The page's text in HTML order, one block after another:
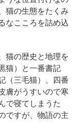
猫の生態をたくみ
なこころを詰め込
猫の歴史と地理を
猫）と一番書記
（三毛猫）、四番
膚がうすいので寒
で寝てしまうた
ですが、物語の主